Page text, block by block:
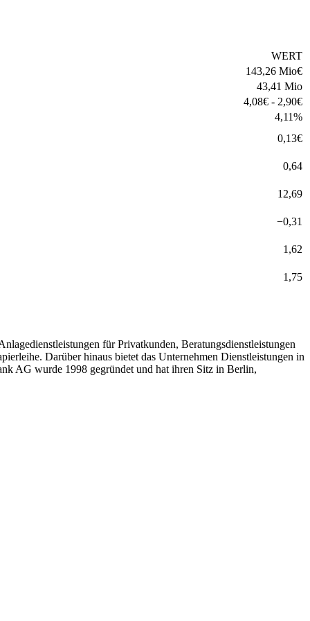
WERT
143,26 Mio€
43,41 Mio
4,08€ - 2,90€
4,11%
0,13€
0,64
12,69
−0,31
1,62
1,75
für Privatkunden, Beratungsdienstleistungen
Darüber hinaus bietet das Unternehmen Dienstleistungen in
AG wurde 1998 gegründet und hat ihren Sitz in Berlin,